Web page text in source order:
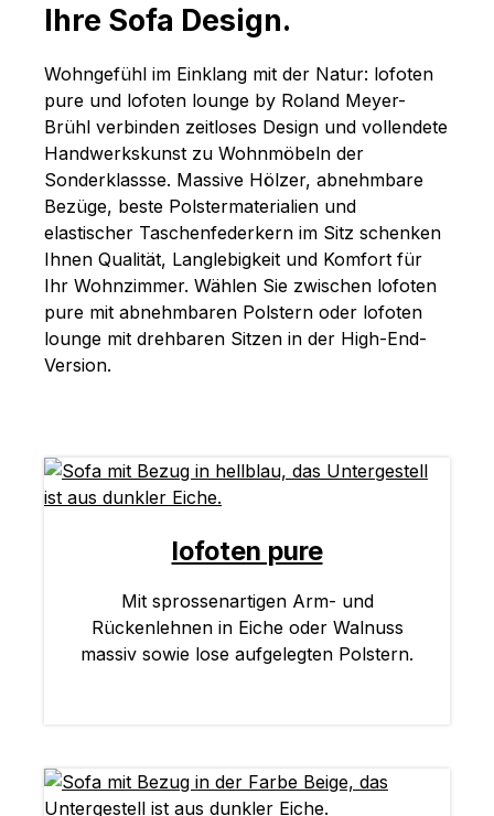
Ihre Sofa Design.
Wohngefühl im Einklang mit der Natur: lofoten
pure und lofoten lounge by Roland Meyer-
Brühl verbinden zeitloses Design und vollendete
Handwerkskunst zu Wohnmöbeln der
Sonderklassse. Massive Hölzer, abnehmbare
Bezüge, beste Polstermaterialien und
elastischer Taschenfederkern im Sitz schenken
Ihnen Qualität, Langlebigkeit und Komfort für
Ihr Wohnzimmer. Wählen Sie zwischen lofoten
pure mit abnehmbaren Polstern oder lofoten
lounge mit drehbaren Sitzen in der High-End-
Version.
lofoten pure
Mit sprossenartigen Arm- und
Rückenlehnen in Eiche oder Walnuss
massiv sowie lose aufgelegten Polstern.